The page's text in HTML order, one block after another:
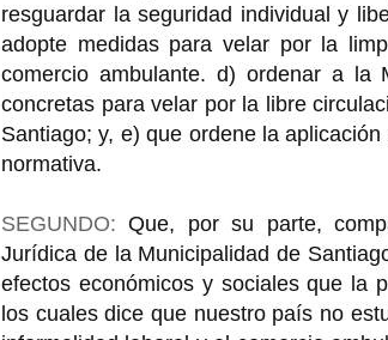
resguardar la seguridad individual y
adopte medidas para velar por la
comercio ambulante. d) ordenar a la
concretas para velar por la libre
Santiago; y, e) que ordene la
normativa.
SEGUNDO:Que, por su parte,
Jurídica de la Municipalidad de
efectos económicos y sociales que la
los cuales dice que nuestro país no